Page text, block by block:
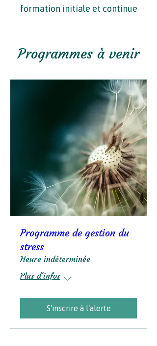
formation initiale et continue
Programmes à venir
Programme de gestion du
stress
Heure indéterminée
Plus d'infos
S'inscrire à l'alerte